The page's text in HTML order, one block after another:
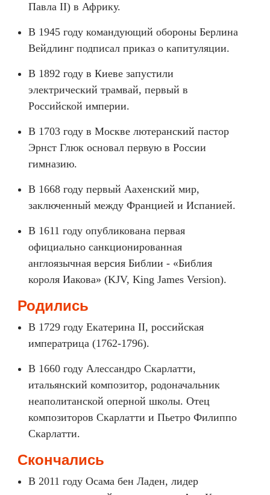
Павла II) в Африку.
В 1945 году командующий обороны Берлина
Вейдлинг подписал приказ о капитуляции.
В 1892 году в Киеве запустили
электрический трамвай, первый в
Российской империи.
В 1703 году в Москве лютеранский пастор
Эрнст Глюк основал первую в России
гимназию.
В 1668 году первый Аахенский мир,
заключенный между Францией и Испанией.
В 1611 году опубликована первая
официально санкционированная
англоязычная версия Библии - «Библия
короля Иакова» (KJV, King James Version).
Родились
В 1729 году Екатерина II, российская
императрица (1762-1796).
В 1660 году Алессандро Скарлатти,
итальянский композитор, родоначальник
неаполитанской оперной школы. Отец
композиторов Скарлатти и Пьетро Филиппо
Скарлатти.
Скончались
В 2011 году Осама бен Ладен, лидер